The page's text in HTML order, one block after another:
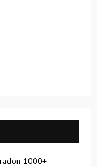
1000+